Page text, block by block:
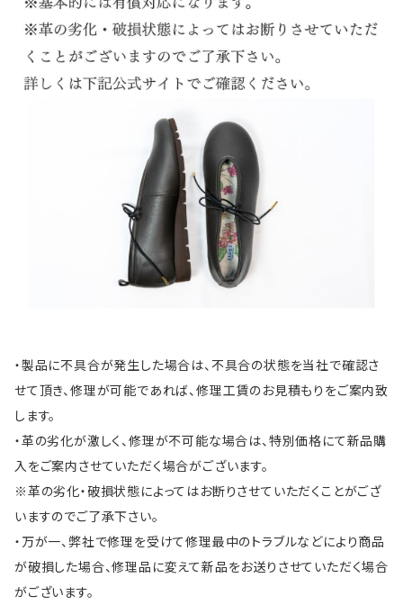
・製品に不具合が発生した場合は、不具合の状態を当社で確認さ
せて頂き、修理が可能であれば、修理工賃のお見積もりをご案内致
します。
・革の劣化が激しく、修理が不可能な場合は、特別価格にて新品購
入をご案内させていただく場合がございます。
※革の劣化・破損状態によってはお断りさせていただくことがござ
いますのでご了承下さい。
・万が一、弊社で修理を受けて修理最中のトラブルなどにより商品
が破損した場合、修理品に変えて新品をお送りさせていただく場合
がございます。